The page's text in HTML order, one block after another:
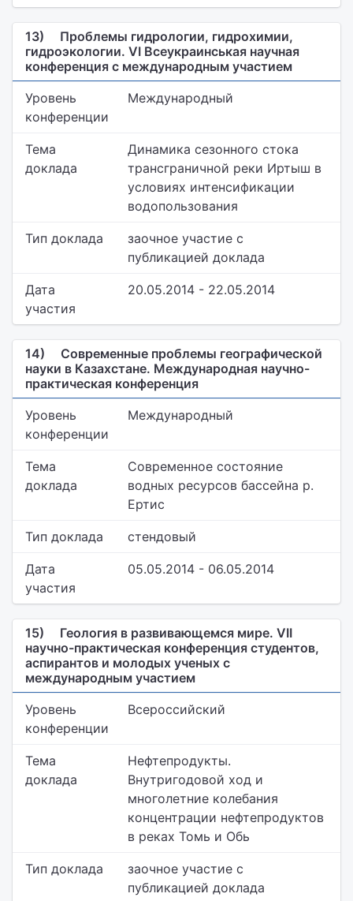
13)
Проблемы гидрологии, гидрохимии,
гидроэкологии. VI Всеукраинськая научная
конференция с международным участием
Уровень
конференции
Международный
Тема
доклада
Динамика сезонного стока
трансграничной реки Иртыш в
условиях интенсификации
водопользования
Тип доклада
заочное участие с
публикацией доклада
Дата
участия
20.05.2014 - 22.05.2014
14)
Современные проблемы географической
науки в Казахстане. Международная научно-
практическая конференция
Уровень
конференции
Международный
Тема
доклада
Современное состояние
водных ресурсов бассейна р.
Ертис
Тип доклада стендовый
Дата
участия
05.05.2014 - 06.05.2014
15)
Геология в развивающемся мире. VII
научно-практическая конференция студентов,
аспирантов и молодых ученых с
международным участием
Уровень
конференции
Всероссийский
Тема
доклада
Нефтепродукты.
Внутригодовой ход и
многолетние колебания
концентрации нефтепродуктов
в реках Томь и Обь
Тип доклада
заочное участие с
публикацией доклада